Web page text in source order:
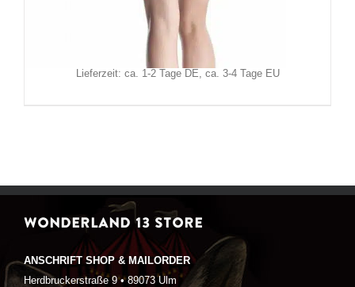
89,90
Inkl. MwSt.
Versand
Lieferzeit: ca. 1-2 Tage DE, ca. 3-4 Tage EU
WONDERLAND 13 STORE
ANSCHRIFT SHOP & MAILORDER
Herdbruckerstraße 9 • 89073 Ulm